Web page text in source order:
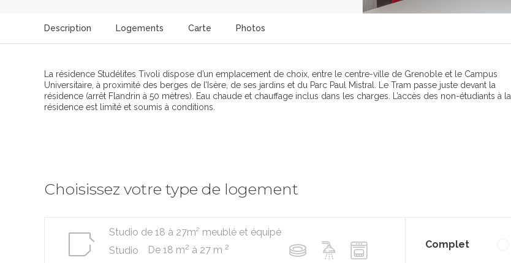
Description Logements Carte Photos
La résidence Studélites Tivoli dispose d’un emplacement de choix, entre le centre-ville de Grenoble et le Campus
Universitaire, à proximité des berges de l’Isère, de ses jardins et du Parc Paul Mistral. Le Tram passe juste devant la
résidence (arrêt Flandrin à 50 mètres). Eau chaude et chauffage inclus dans les charges. L’accès des non-étudiants à la
résidence est limité et soumis à conditions.
Choisissez votre type de logement
Studio de 18 à 27m² meublé et équipé
Studio
De 18 m2 à 27 m 2 Complet